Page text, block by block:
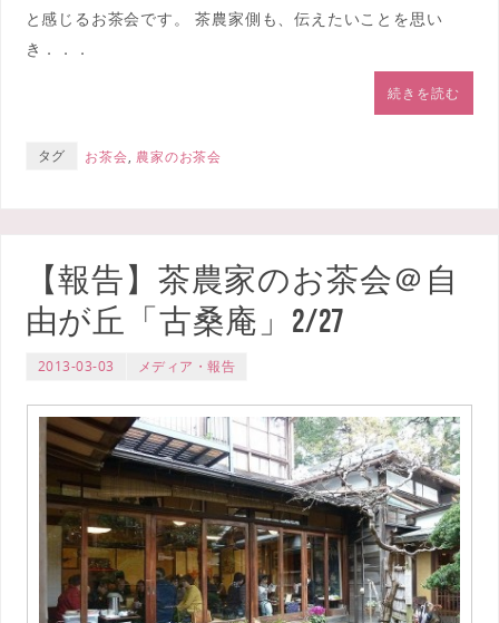
と感じるお茶会です。 茶農家側も、伝えたいことを思い
き．．．
続きを読む
タグ お茶会, 農家のお茶会
【報告】茶農家のお茶会＠自
由が丘「古桑庵」2/27
2013-03-03 メディア・報告